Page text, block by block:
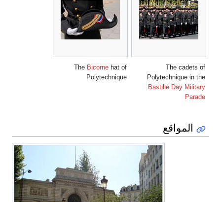
The cadets of
Polytechnique in the
Bastille Day Military
Parade
The Bicorne hat of
Polytechnique
المواقع